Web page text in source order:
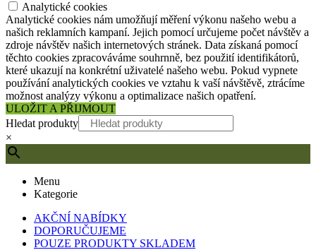
Analytické cookies
Analytické cookies nám umožňují měření výkonu našeho webu a
našich reklamních kampaní. Jejich pomocí určujeme počet návštěv a
zdroje návštěv našich internetových stránek. Data získaná pomocí
těchto cookies zpracováváme souhrnně, bez použití identifikátorů,
které ukazují na konkrétní uživatelé našeho webu. Pokud vypnete
používání analytických cookies ve vztahu k vaší návštěvě, ztrácíme
možnost analýzy výkonu a optimalizace našich opatření.
ULOŽIT A PŘIJMOUT
Hledat produkty
×
Menu
Kategorie
AKČNÍ NABÍDKY
DOPORUČUJEME
POUZE PRODUKTY SKLADEM